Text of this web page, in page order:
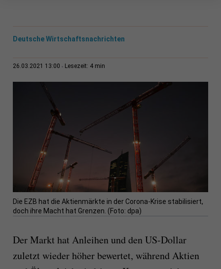
Deutsche Wirtschaftsnachrichten
26.03.2021 13:00 Lesezeit: 4 min
Die EZB hat die Aktienmärkte in der Corona-Krise stabilisiert,
doch ihre Macht hat Grenzen. (Foto: dpa)
Der Markt hat Anleihen und den US-Dollar
zuletzt wieder höher bewertet, während Aktien